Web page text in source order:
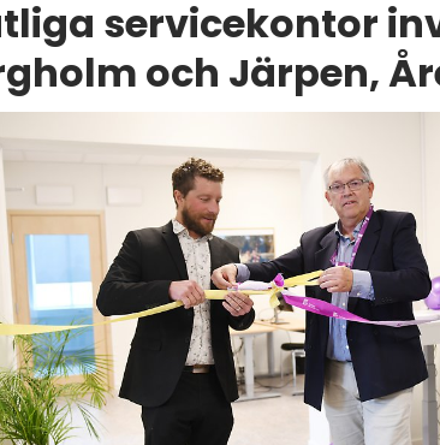
servicekontor
och Järpen,